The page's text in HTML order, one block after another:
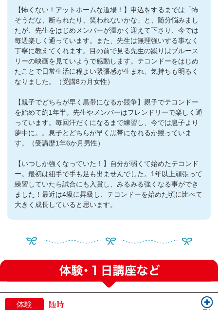
【怖くない！アットホームな道場！】申込をするまでは「怖
そうだな、断られたり、笑われないかな」と、随分悩みまし
たが、先生をはじめメンバーが温かく迎えて下さり、今では
毎週楽しく通っています。また、先生は無理強いする事なく
丁寧に教えてくれます。目の前で見る先生の蹴りはブルース
リーの映画を見ていようで感動します。テコンドーをはじめ
たことで日常生活に程よい緊張感が生まれ、気持ちも明るく
なりました。（受講8カ月女性）
【親子でどちらが早く黒帯になるか競争】親子でテコンドー
を始めて約1年半。先生やメンバーはフレンドリーで楽しく通
っています。毎回汗だくになるまで練習し、今では息子より
夢中に。。息子とどちらが早く黒帯になれるか競っていま
す。（受講歴1年6か月男性）
【いつしか強くなっていた！】自分が弱くて始めたテコンド
ー。最初は組手で手も足も出ませんでした。1年以上頑張って
練習していたら試合にも入賞し、みるみる強くなる事ができ
ました！最近は4級に昇級し、テコンドーを始めた頃に比べて
大きく成長していると思います。
体験 随時